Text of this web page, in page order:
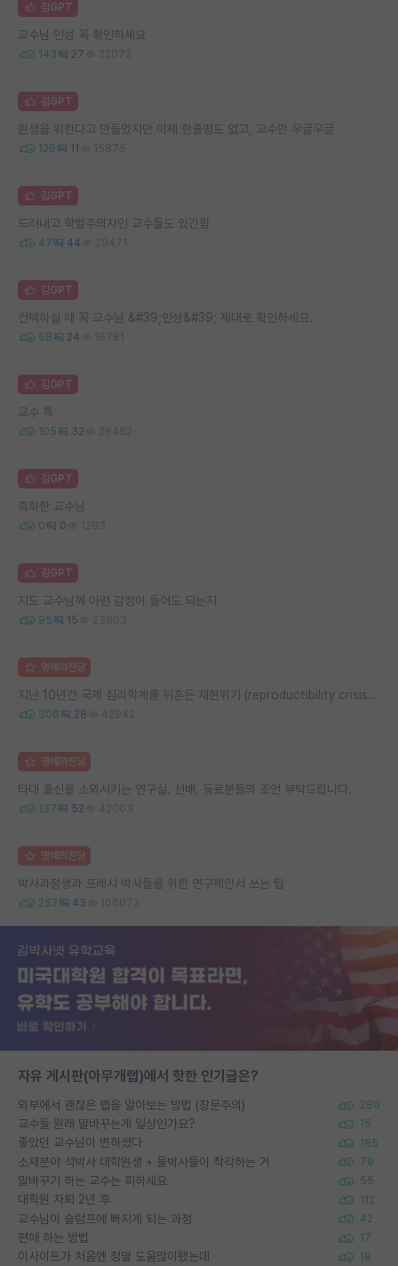
김GPT
교수님 인성 꼭 확인하세요
143 27 22072
김GPT
원생을 위한다고 만들었지만 이제 한줄평도 없고, 교수만 우글우글
126 11 15875
김GPT
드러내고 학벌주의자인 교수들도 있긴함
47 44 20471
김GPT
컨택하실 때 꼭 교수님 &#39;인성&#39; 제대로 확인하세요.
58 24 16781
김GPT
교수 특
105 32 28462
김GPT
흑화한 교수님
0 0 1283
김GPT
지도 교수님께 이런 감정이 들어도 되는지
95 15 23803
명예의전당
지난 10년간 국제 심리학계를 뒤흔든 재현위기 (reproductibility crisis) 요약 (1편)
306 28 42942
명예의전당
타대 출신을 소외시키는 연구실. 선배, 동료분들의 조언 부탁드립니다.
137 52 42003
명예의전당
박사과정생과 프레시 박사들을 위한 연구제안서 쓰는 팁
252 43 106072
자유 게시판(아무개랩)에서 핫한 인기글은?
외부에서 괜찮은 랩을 알아보는 방법 (장문주의) 280
교수들 원래 말바꾸는게 일상인가요? 15
좋았던 교수님이 변하셨다 195
소재분야 석박사 대학원생 + 물박사들이 착각하는 거 79
말바꾸기 하는 교수는 피하세요 55
대학원 자퇴 2년 후 112
교수님이 슬럼프에 빠지게 되는 과정 42
편애 하는 방법 17
이사이트가 처음엔 정말 도움많이됐는데 18